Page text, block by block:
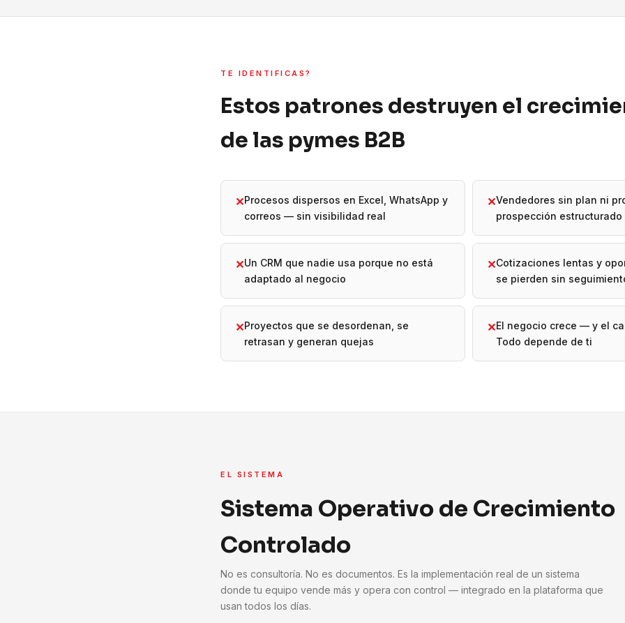
TE IDENTIFICAS?
Estos patrones destruyen el
de las pymes B2B
✕Procesos dispersos en Excel, WhatsApp y
correos — sin visibilidad real
✕Vendedores sin plan ni
prospección estructurado
✕Un CRM que nadie usa porque no está
adaptado al negocio
✕Cotizaciones lentas y
se pierden sin
✕Proyectos que se desordenan, se
retrasan y generan quejas
✕El negocio crece — y el
Todo depende de ti
EL SISTEMA
Sistema Operativo de Crecimiento
Controlado
No es consultoría. No es documentos. Es la implementación real de un sistema
donde tu equipo vende más y opera con control — integrado en la plataforma que
usan todos los días.